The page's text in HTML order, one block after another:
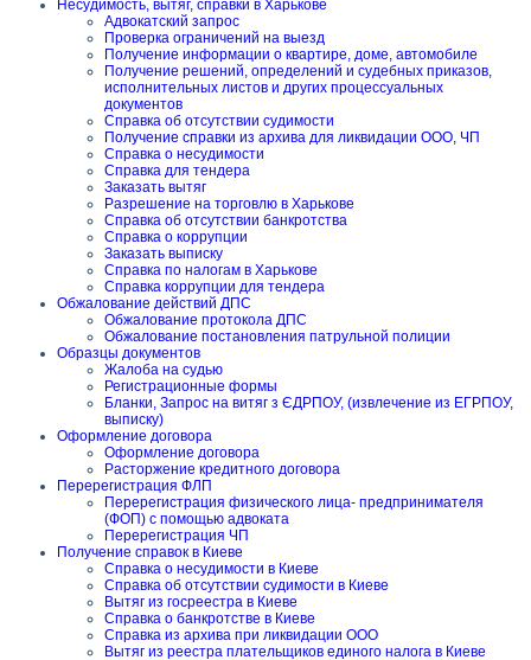
Несудимость, вытяг, справки в Харькове
Адвокатский запрос
Проверка ограничений на выезд
Получение информации о квартире, доме, автомобиле
Получение решений, определений и судебных приказов,
исполнительных листов и других процессуальных
документов
Справка об отсутствии судимости
Получение справки из архива для ликвидации ООО, ЧП
Справка о несудимости
Справка для тендера
Заказать вытяг
Разрешение на торговлю в Харькове
Справка об отсутствии банкротства
Справка о коррупции
Заказать выписку
Справка по налогам в Харькове
Справка коррупции для тендера
Обжалование действий ДПС
Обжалование протокола ДПС
Обжалование постановления патрульной полиции
Образцы документов
Жалоба на судью
Регистрационные формы
Бланки, Запрос на витяг з ЄДРПОУ, (извлечение из ЕГРПОУ,
выписку)
Оформление договора
Оформление договора
Расторжение кредитного договора
Перерегистрация ФЛП
Перерегистрация физического лица- предпринимателя
(ФОП) с помощью адвоката
Перерегистрация ЧП
Получение справок в Киеве
Справка о несудимости в Киеве
Справка об отсутствии судимости в Киеве
Вытяг из госреестра в Киеве
Справка о банкротстве в Киеве
Справка из архива при ликвидации ООО
Вытяг из реестра плательщиков единого налога в Киеве